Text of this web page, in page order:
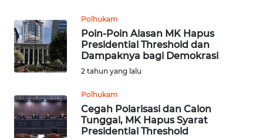
Polhukam
Poin-Poin Alasan MK Hapus
Presidential Threshold dan
Dampaknya bagi Demokrasi
2 tahun yang lalu
Polhukam
Cegah Polarisasi dan Calon
Tunggal, MK Hapus Syarat
Presidential Threshold
INDEKS
BERITA
KONTAK
KAMI
INFO
IKLAN